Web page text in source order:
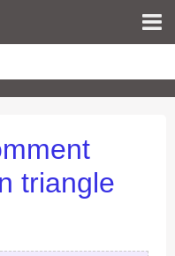
triangle